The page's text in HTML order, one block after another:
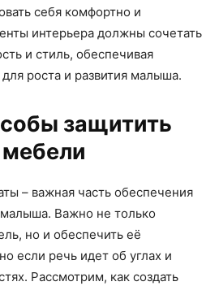
себя комфортно и
интерьера должны сочетать
и стиль, обеспечивая
роста и развития малыша.
защитить
– важная часть обеспечения
Важно не только
но и обеспечить её
если речь идет об углах и
Рассмотрим, как создать